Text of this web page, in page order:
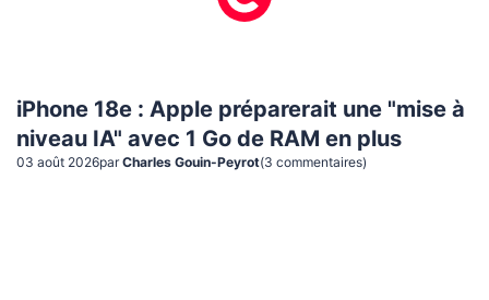
iPhone 18e : Apple préparerait une "mise à
niveau IA" avec 1 Go de RAM en plus
03 août 2026par Charles Gouin-Peyrot(3 commentaires)